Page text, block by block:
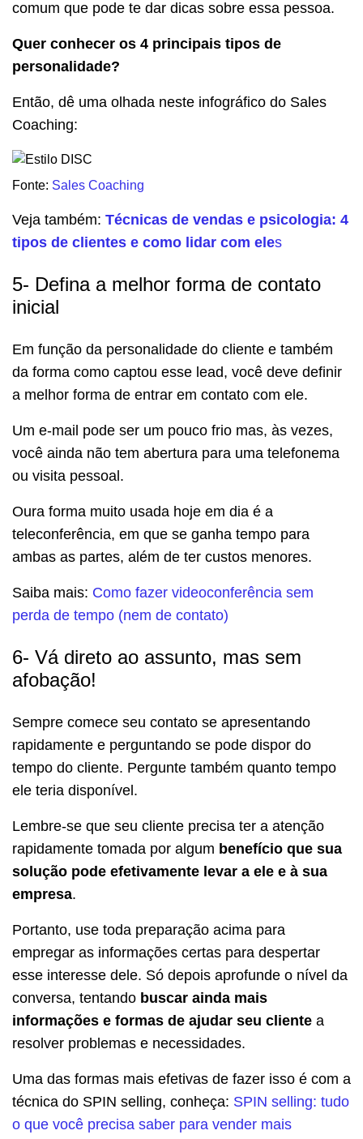
comum que pode te dar dicas sobre essa pessoa.
Quer conhecer os 4 principais tipos de
personalidade?
Então, dê uma olhada neste infográfico do Sales
Coaching:
Fonte: Sales Coaching
Veja também: Técnicas de vendas e psicologia: 4
tipos de clientes e como lidar com eles
5- Defina a melhor forma de contato
inicial
Em função da personalidade do cliente e também
da forma como captou esse lead, você deve definir
a melhor forma de entrar em contato com ele.
Um e-mail pode ser um pouco frio mas, às vezes,
você ainda não tem abertura para uma telefonema
ou visita pessoal.
Oura forma muito usada hoje em dia é a
teleconferência, em que se ganha tempo para
ambas as partes, além de ter custos menores.
Saiba mais: Como fazer videoconferência sem
perda de tempo (nem de contato)
6- Vá direto ao assunto, mas sem
afobação!
Sempre comece seu contato se apresentando
rapidamente e perguntando se pode dispor do
tempo do cliente. Pergunte também quanto tempo
ele teria disponível.
Lembre-se que seu cliente precisa ter a atenção
rapidamente tomada por algum benefício que sua
solução pode efetivamente levar a ele e à sua
empresa.
Portanto, use toda preparação acima para
empregar as informações certas para despertar
esse interesse dele. Só depois aprofunde o nível da
conversa, tentando buscar ainda mais
informações e formas de ajudar seu cliente a
resolver problemas e necessidades.
Uma das formas mais efetivas de fazer isso é com a
técnica do SPIN selling, conheça: SPIN selling: tudo
o que você precisa saber para vender mais